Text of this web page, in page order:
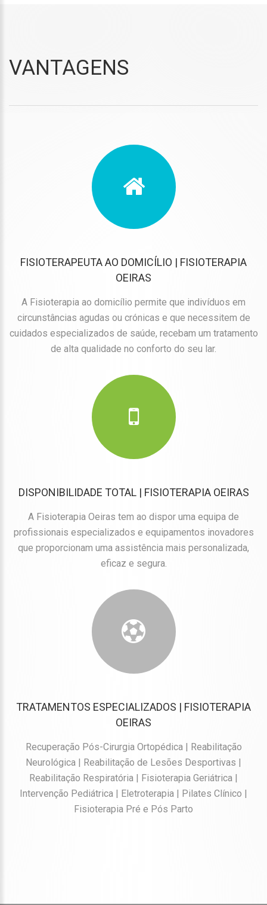
VANTAGENS
FISIOTERAPEUTA AO DOMICÍLIO | FISIOTERAPIA
OEIRAS
A Fisioterapia ao domicílio permite que indivíduos em
circunstâncias agudas ou crónicas e que necessitem de
cuidados especializados de saúde, recebam um tratamento
de alta qualidade no conforto do seu lar.
DISPONIBILIDADE TOTAL | FISIOTERAPIA OEIRAS
A Fisioterapia Oeiras tem ao dispor uma equipa de
profissionais especializados e equipamentos inovadores
que proporcionam uma assistência mais personalizada,
eficaz e segura.
TRATAMENTOS ESPECIALIZADOS | FISIOTERAPIA
OEIRAS
Recuperação Pós-Cirurgia Ortopédica | Reabilitação
Neurológica | Reabilitação de Lesões Desportivas |
Reabilitação Respiratória | Fisioterapia Geriátrica |
Intervenção Pediátrica | Eletroterapia | Pilates Clínico |
Fisioterapia Pré e Pós Parto